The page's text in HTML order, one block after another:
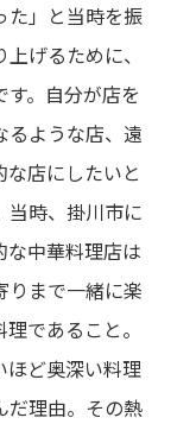
た」と当時を振
げるために、
。自分が店を
るような店、遠
店にしたいと
当時、掛川市に
な中華料理店は
りまで一緒に楽
であること。
ほど奥深い料理
だ理由。その熱